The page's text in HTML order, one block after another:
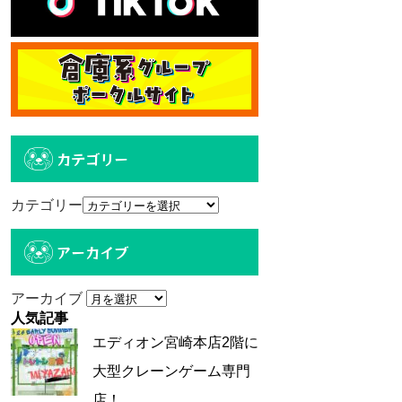
カテゴリー
カテゴリー
アーカイブ
アーカイブ
人気記事
エディオン宮崎本店2階に
大型クレーンゲーム専門